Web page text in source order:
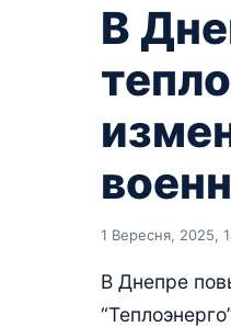
В
1 Вересня, 2025,
В Днепре